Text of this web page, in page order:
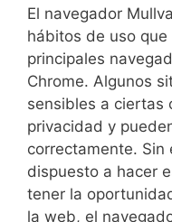
El navegador
hábitos de uso
principales
Chrome. Algunos
sensibles a ciertas
privacidad y
correctamente. Sin
dispuesto a hacer
tener la
la web, el